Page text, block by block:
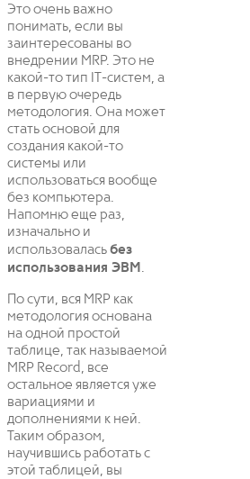
Это очень важно
понимать, если вы
заинтересованы во
внедрении MRP. Это не
какой-то тип IT-систем, а
в первую очередь
методология. Она может
стать основой для
создания какой-то
системы или
использоваться вообще
без компьютера.
Напомню еще раз,
изначально и
использоваласьбез
использования ЭВМ .
По сути, вся MRP как
методология основана
на одной простой
таблице, так называемой
MRP Record, все
остальное является уже
вариациями и
дополнениями к ней.
Таким образом,
научившись работать с
этой таблицей, вы